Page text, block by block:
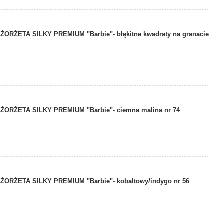
ŻORŻETA SILKY PREMIUM "Barbie"- błękitne kwadraty na granacie
ŻORŻETA SILKY PREMIUM "Barbie"- ciemna malina nr 74
ŻORŻETA SILKY PREMIUM "Barbie"- kobaltowy/indygo nr 56